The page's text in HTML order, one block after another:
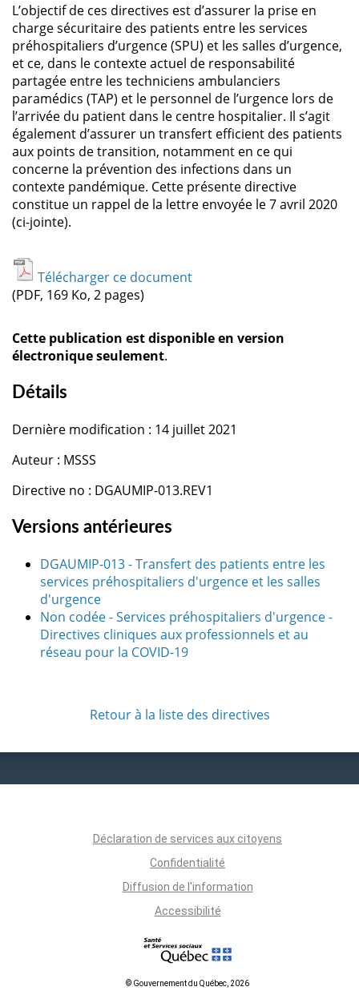
L’objectif de ces directives est d’assurer la prise en
charge sécuritaire des patients entre les services
préhospitaliers d’urgence (SPU) et les salles d’urgence,
et ce, dans le contexte actuel de responsabilité
partagée entre les techniciens ambulanciers
paramédics (TAP) et le personnel de l’urgence lors de
l’arrivée du patient dans le centre hospitalier. Il s’agit
également d’assurer un transfert efficient des patients
aux points de transition, notamment en ce qui
concerne la prévention des infections dans un
contexte pandémique. Cette présente directive
constitue un rappel de la lettre envoyée le 7 avril 2020
(ci-jointe).
Télécharger ce document
(PDF, 169 Ko, 2 pages)
Cette publication est disponible en version
électronique seulement.
Détails
Dernière modification : 14 juillet 2021
Auteur : MSSS
Directive no : DGAUMIP-013.REV1
Versions antérieures
DGAUMIP-013 - Transfert des patients entre les
services préhospitaliers d'urgence et les salles
d'urgence
Non codée - Services préhospitaliers d'urgence -
Directives cliniques aux professionnels et au
réseau pour la COVID-19
Retour à la liste des directives
Déclaration de services aux citoyens
Confidentialité
Diffusion de l'information
Accessibilité
© Gouvernement du Québec, 2026